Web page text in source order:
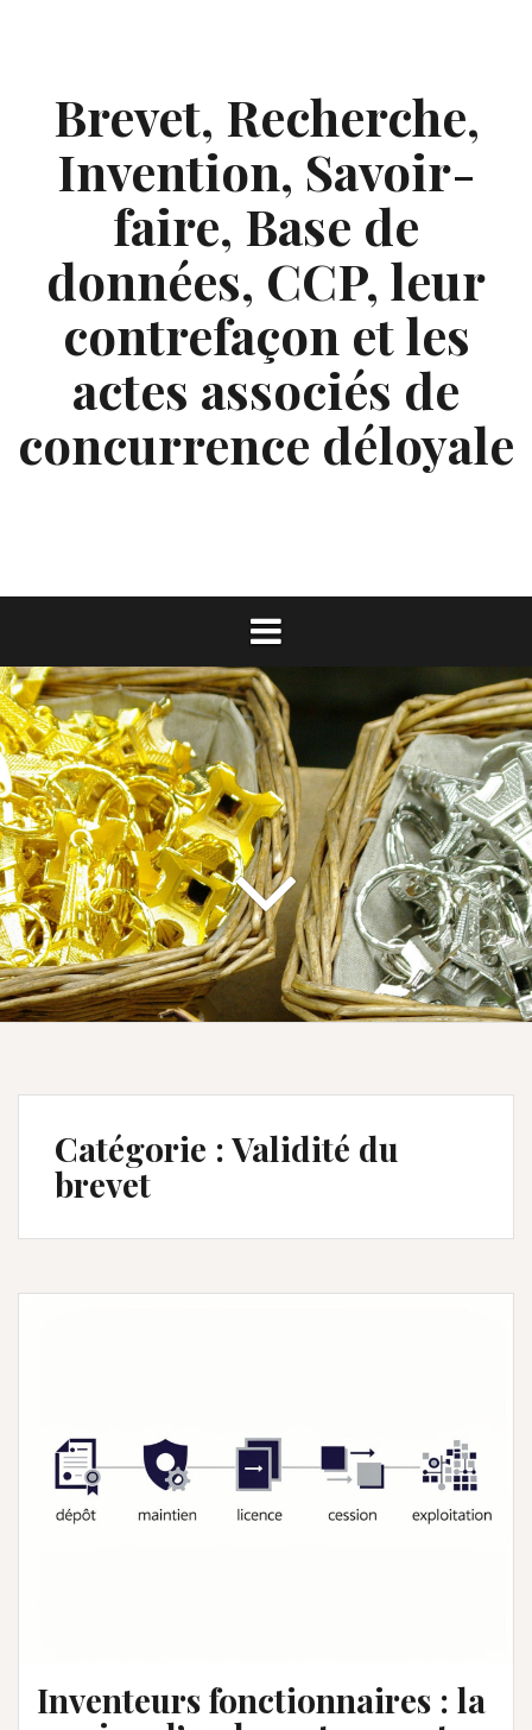
Brevet, Recherche,
Invention, Savoir-
faire, Base de
données, CCP, leur
contrefaçon et les
actes associés de
concurrence déloyale
Catégorie :Validité du
brevet
Inventeurs fonctionnaires : la